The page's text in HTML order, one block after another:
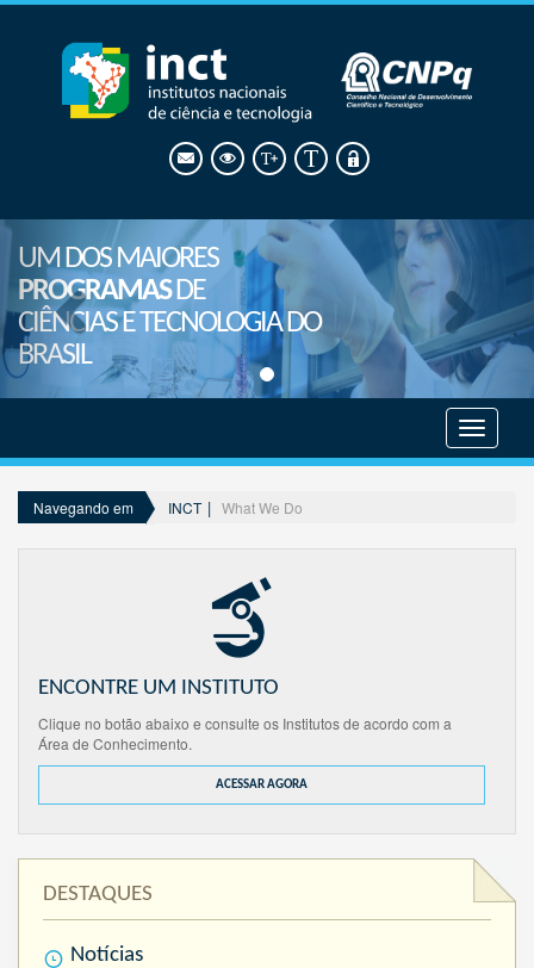
UM DOS MAIORES
PROGRAMASDE
CIÊNCIAS E TECNOLOGIA DO
BRASIL
menu
Navegando em INCT What We Do
ENCONTRE UM INSTITUTO
Clique no botão abaixo e consulte os Institutos de acordo com a
Área de Conhecimento.
ACESSAR AGORA
DESTAQUES
Notícias